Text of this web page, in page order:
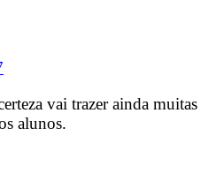
vai trazer ainda muitas
alunos.